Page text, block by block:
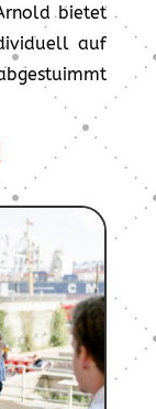
bietet
auf